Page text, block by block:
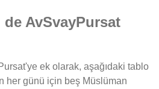
AvSvayPursat
ek olarak, aşağıdaki tablo
her günü için beş Müslüman